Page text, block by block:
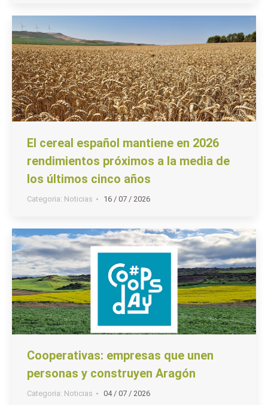
El cereal español mantiene en 2026
rendimientos próximos a la media de
los últimos cinco años
Categoria: Noticias 16 / 07 / 2026
Cooperativas: empresas que unen
personas y construyen Aragón
Categoria: Noticias 04 / 07 / 2026